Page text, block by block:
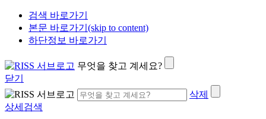
검색 바로가기
본문 바로가기(skip to content)
하단정보 바로가기
무엇을 찾고 계세요?
닫기
삭제
상세검색